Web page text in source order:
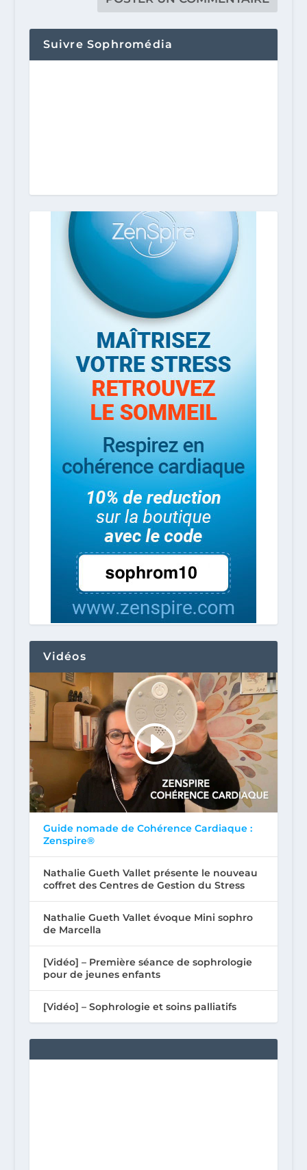
Suivre Sophromédia
Vidéos
Guide nomade de Cohérence Cardiaque :
Zenspire®
Nathalie Gueth Vallet présente le nouveau
coffret des Centres de Gestion du Stress
Nathalie Gueth Vallet évoque Mini sophro
de Marcella
[Vidéo] – Première séance de sophrologie
pour de jeunes enfants
[Vidéo] – Sophrologie et soins palliatifs